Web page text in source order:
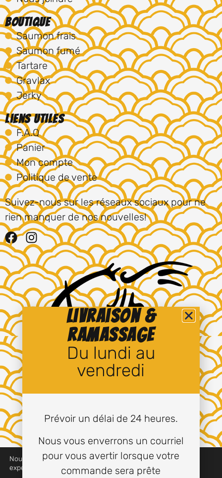
Boutique
Saumon frais
Saumon fumé
Tartare
Gravlax
Jerky
Liens utiles
F.A.Q
Panier
Mon compte
Politique de vente
Suivez-nous sur les réseaux sociaux pour ne
rien manquer de nos nouvelles!
Tous droits réservés © 2024 à ce jour, Saum-Mom.
Conception deGraphix Design Graphique
Nous utilisons des cookies pour vous offrir la meilleure
expérience sur notre site.
Livraison &
ramassage
Du lundi au
vendredi
Prévoir un délai de 24 heures.
Nous vous enverrons un courriel
pour vous avertir lorsque votre
commande sera prête